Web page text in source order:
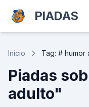
PIADAS
Início Tag: # humor
Piadas
adulto"